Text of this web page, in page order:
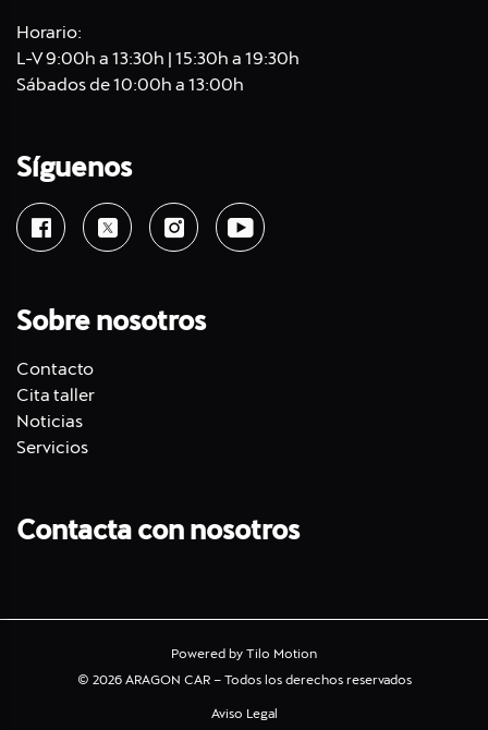
Horario:
L-V 9:00h a 13:30h | 15:30h a 19:30h
Sábados de 10:00h a 13:00h
Síguenos
Sobre nosotros
Contacto
Cita taller
Noticias
Servicios
Contacta con nosotros
Powered by Tilo Motion
© 2026 ARAGON CAR – Todos los derechos reservados
Aviso Legal